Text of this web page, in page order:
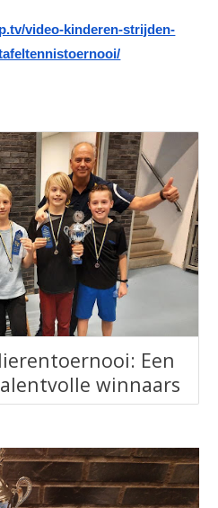
video-kinderen-strijden-
Een
winnaars